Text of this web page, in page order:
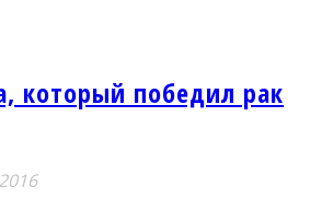
который победил рак